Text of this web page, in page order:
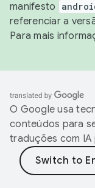
manifesto
referenciar a
Para mais
O Google usa
conteúdos para
traduções com